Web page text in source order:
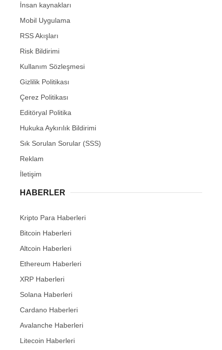
İnsan kaynakları
Mobil Uygulama
RSS Akışları
Risk Bildirimi
Kullanım Sözleşmesi
Gizlilik Politikası
Çerez Politikası
Editöryal Politika
Hukuka Aykırılık Bildirimi
Sık Sorulan Sorular (SSS)
Reklam
İletişim
HABERLER
Kripto Para Haberleri
Bitcoin Haberleri
Altcoin Haberleri
Ethereum Haberleri
XRP Haberleri
Solana Haberleri
Cardano Haberleri
Avalanche Haberleri
Litecoin Haberleri